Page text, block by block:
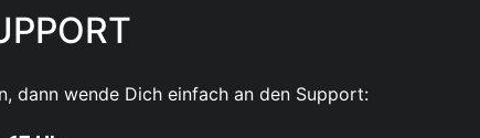
dann wende Dich einfach an den Support: